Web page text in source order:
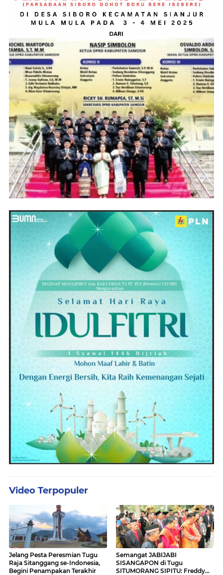
Video Terpopuler
Jelang Pesta Peresmian Tugu
Raja Sitanggang se-Indonesia,
Begini Penampakan Terakhir
Semangat JABIJABI
SISANGAPON di Tugu
SITUMORANG SIPITU: Freddy